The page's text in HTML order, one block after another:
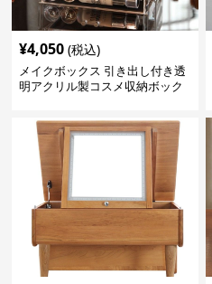
¥4,050 (税込)
メイクボックス 引き出し付き透
明アクリル製コスメ収納ボック